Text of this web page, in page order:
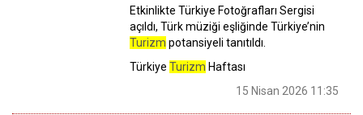
Etkinlikte Türkiye Fotoğrafları Sergisi
açıldı, Türk müziği eşliğinde Türkiye’nin
Turizm potansiyeli tanıtıldı.
Türkiye Turizm Haftası
15 Nisan 2026 11:35